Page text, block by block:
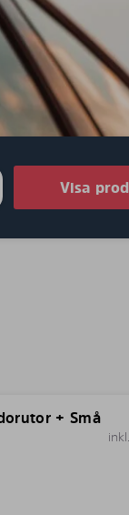
Visa
+ Små